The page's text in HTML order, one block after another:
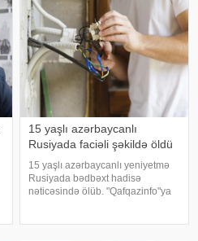
15 yaşlı azərbaycanlı
Rusiyada faciəli şəkildə öldü
15 yaşlı azərbaycanlı yeniyetmə
Rusiyada bədbəxt hadisə
nəticəsində ölüb. "Qafqazinfo"ya